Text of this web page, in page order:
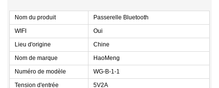
Nom du produit
Passerelle Bluetooth
WIFI
Oui
Lieu d'origine
Chine
Nom de marque
HaoMeng
Numéro de modèle
WG-B-1-1
Tension d'entrée
5V2A